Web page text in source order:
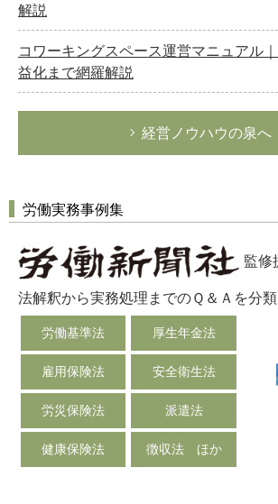
解説
コワーキングスペース運営マニュアル
益化まで網羅解説
経営ノウハウの泉へ
労働実務事例集
監修
法解釈から実務処理までのＱ＆Ａを分
労働基準法 厚生年金法
雇用保険法 安全衛生法
労災保険法 派遣法
健康保険法 徴収法 ほか